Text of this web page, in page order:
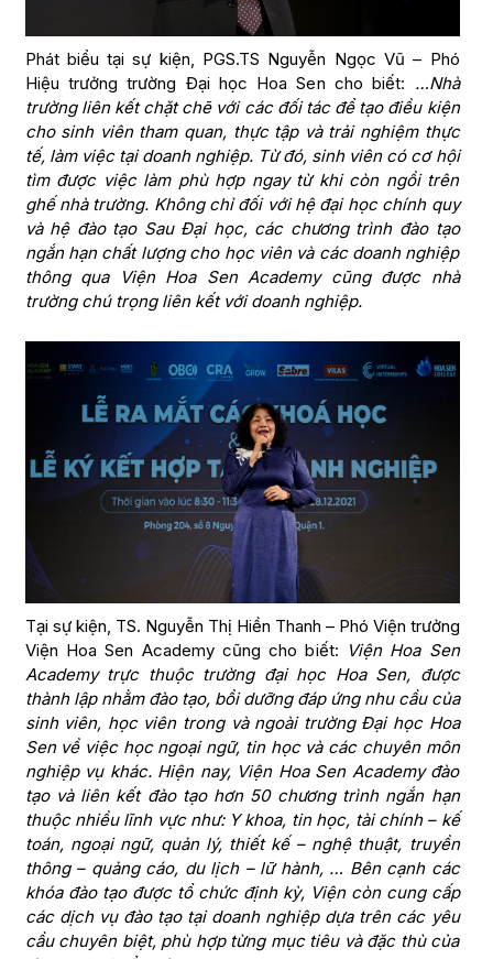
Phát biểu tại sự kiện, PGS.TS Nguyễn Ngọc Vũ – Phó
Hiệu trưởng trường Đại học Hoa Sen cho biết: …Nhà
trường liên kết chặt chẽ với các đối tác để tạo điều kiện
cho sinh viên tham quan, thực tập và trải nghiệm thực
tế, làm việc tại doanh nghiệp. Từ đó, sinh viên có cơ hội
tìm được việc làm phù hợp ngay từ khi còn ngồi trên
ghế nhà trường. Không chỉ đối với hệ đại học chính quy
và hệ đào tạo Sau Đại học, các chương trình đào tạo
ngắn hạn chất lượng cho học viên và các doanh nghiệp
thông qua Viện Hoa Sen Academy cũng được nhà
trường chú trọng liên kết với doanh nghiệp.
Tại sự kiện, TS. Nguyễn Thị Hiền Thanh – Phó Viện trưởng
Viện Hoa Sen Academy cũng cho biết: Viện Hoa Sen
Academy trực thuộc trường đại học Hoa Sen, được
thành lập nhằm đào tạo, bồi dưỡng đáp ứng nhu cầu của
sinh viên, học viên trong và ngoài trường Đại học Hoa
Sen về việc học ngoại ngữ, tin học và các chuyên môn
nghiệp vụ khác. Hiện nay, Viện Hoa Sen Academy đào
tạo và liên kết đào tạo hơn 50 chương trình ngắn hạn
thuộc nhiều lĩnh vực như: Y khoa, tin học, tài chính – kế
toán, ngoại ngữ, quản lý, thiết kế – nghệ thuật, truyền
thông – quảng cáo, du lịch – lữ hành, … Bên cạnh các
khóa đào tạo được tổ chức định kỳ, Viện còn cung cấp
các dịch vụ đào tạo tại doanh nghiệp dựa trên các yêu
cầu chuyên biệt, phù hợp từng mục tiêu và đặc thù của